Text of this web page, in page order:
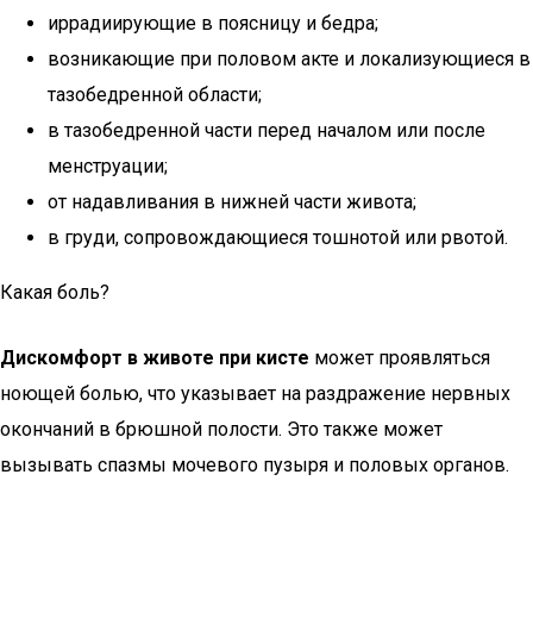
иррадиирующие в поясницу и бедра;
возникающие при половом акте и локализующиеся в
тазобедренной области;
в тазобедренной части перед началом или после
менструации;
от надавливания в нижней части живота;
в груди, сопровождающиеся тошнотой или рвотой.
Какая боль?
Дискомфорт в животе при кисте может проявляться
ноющей болью, что указывает на раздражение нервных
окончаний в брюшной полости. Это также может
вызывать спазмы мочевого пузыря и половых органов.